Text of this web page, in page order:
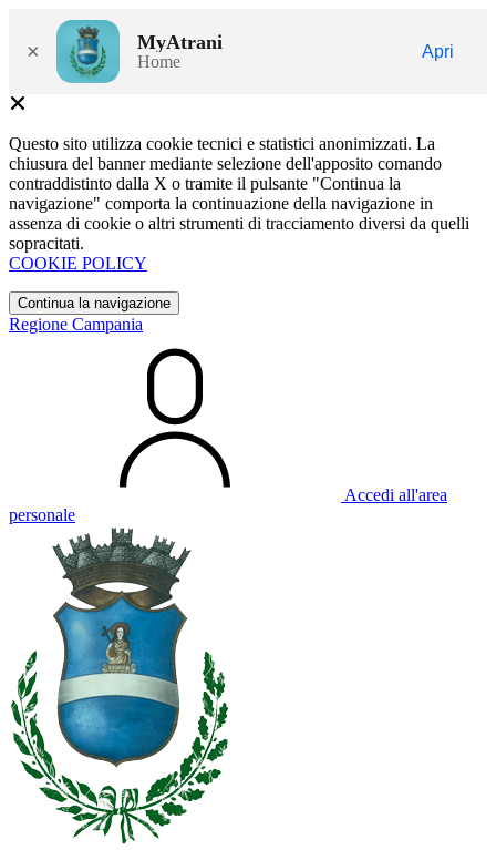
× MyAtrani
Home
Apri
Questo sito utilizza cookie tecnici e statistici anonimizzati. La
chiusura del banner mediante selezione dell'apposito comando
contraddistinto dalla X o tramite il pulsante "Continua la
navigazione" comporta la continuazione della navigazione in
assenza di cookie o altri strumenti di tracciamento diversi da quelli
sopracitati.
COOKIE POLICY
Continua la navigazione
Regione Campania
Accedi all'area
personale